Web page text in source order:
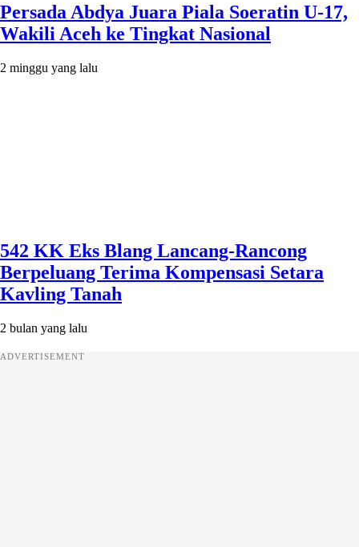
Persada Abdya Juara Piala Soeratin U-17,
Wakili Aceh ke Tingkat Nasional
2 minggu yang lalu
542 KK Eks Blang Lancang-Rancong
Berpeluang Terima Kompensasi Setara
Kavling Tanah
2 bulan yang lalu
ADVERTISEMENT